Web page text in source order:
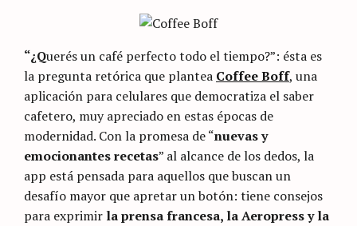
“¿Querés un café perfecto todo el tiempo?”: ésta es
la pregunta retórica que plantea Coffee Boff, una
aplicación para celulares que democratiza el saber
cafetero, muy apreciado en estas épocas de
modernidad. Con la promesa de “nuevas y
emocionantes recetas” al alcance de los dedos, la
app está pensada para aquellos que buscan un
desafío mayor que apretar un botón: tiene consejos
para exprimir la prensa francesa, la Aeropress y la